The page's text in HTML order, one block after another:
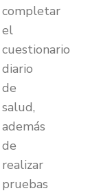
completar
el
cuestionario
diario
de
salud,
además
de
realizar
pruebas